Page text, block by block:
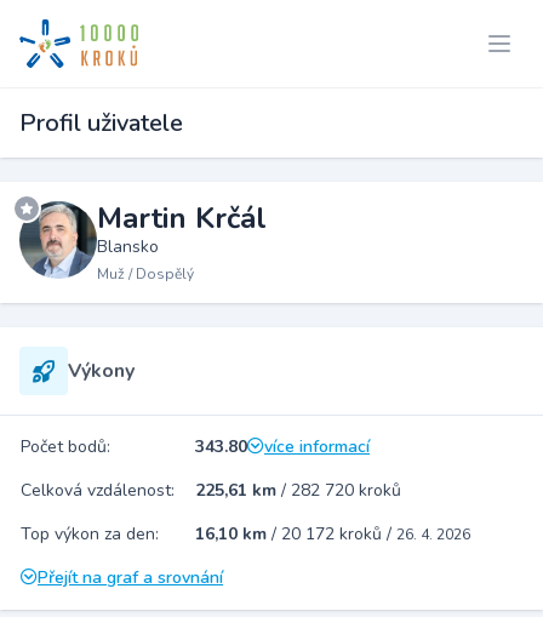
Profil uživatele
Martin Krčál
Blansko
Muž / Dospělý
Výkony
Počet bodů: 343.80
více informací
Celková vzdálenost:
225,61 km / 282 720 kroků
Top výkon za den:
16,10 km / 20 172 kroků / 26. 4. 2026
Přejít na graf a srovnání